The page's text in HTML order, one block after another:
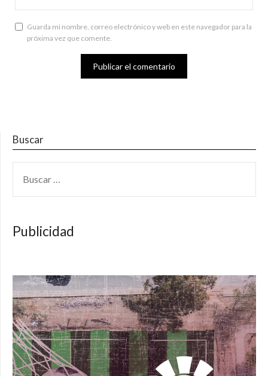
Guarda mi nombre, correo electrónico y web en este navegador para la
próxima vez que comente.
Buscar
Publicidad